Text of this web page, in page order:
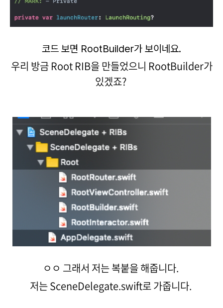
코드 보면 RootBuilder가 보이네요.
우리 방금 Root RIB을 만들었으니 RootBuilder가
있겠죠?
ㅇㅇ 그래서 저는 복붙을 해줍니다.
저는 SceneDelegate.swift로 가줍니다.